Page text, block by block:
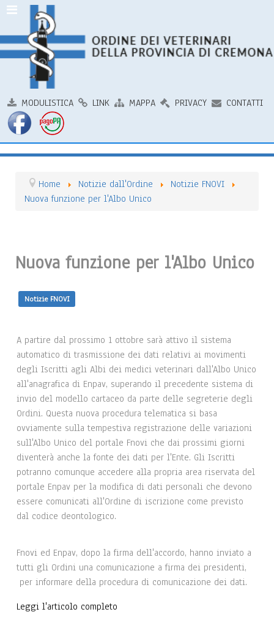
MODULISTICA LINK MAPPA PRIVACY CONTATTI
Home Notizie dall'Ordine
Notizie FNOVI
Nuova funzione per l'Albo Unico
Nuova funzione per l'Albo Unico
Notizie FNOVI
A partire dal prossimo 1 ottobre sarà attivo il sistema
automatico di trasmissione dei dati relativi ai movimenti
degli Iscritti agli Albi dei medici veterinari dall'Albo Unico
all'anagrafica di Enpav, superando il precedente sistema di
invio del modello cartaceo da parte delle segreterie degli
Ordini. Questa nuova procedura telematica si basa
ovviamente sulla tempestiva registrazione delle variazioni
sull'Albo Unico del portale Fnovi che dai prossimi giorni
diventerà anche la fonte dei dati per l'Ente. Gli Iscritti
potranno comunque accedere alla propria area riservata del
portale Enpav per la modifica di dati personali che devono
essere comunicati all'Ordine di iscrizione come previsto
dal codice deontologico.
Fnovi ed Enpav, dopo la firma dell'accordo, hanno inviato a
tutti gli Ordini una comunicazione a firma dei presidenti,
per informare della procedura di comunicazione dei dati.
Leggi l'articolo completo